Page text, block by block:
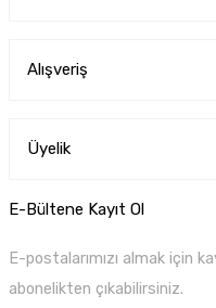
Alışveriş
Üyelik
E-Bültene Kayıt Ol
E-postalarımızı almak için
abonelikten çıkabilirsiniz.